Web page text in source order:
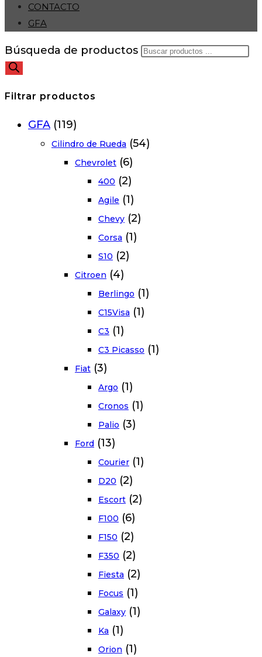
CONTACTO
GFA
Búsqueda de productos
Filtrar productos
GFA (119)
Cilindro de Rueda (54)
Chevrolet (6)
400 (2)
Agile (1)
Chevy (2)
Corsa (1)
S10 (2)
Citroen (4)
Berlingo (1)
C15Visa (1)
C3 (1)
C3 Picasso (1)
Fiat (3)
Argo (1)
Cronos (1)
Palio (3)
Ford (13)
Courier (1)
D20 (2)
Escort (2)
F100 (6)
F150 (2)
F350 (2)
Fiesta (2)
Focus (1)
Galaxy (1)
Ka (1)
Orion (1)